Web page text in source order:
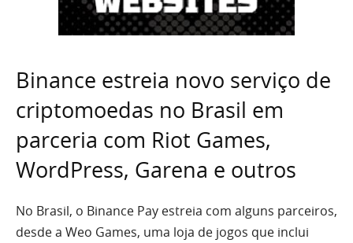
Binance estreia novo serviço de
criptomoedas no Brasil em
parceria com Riot Games,
WordPress, Garena e outros
No Brasil, o Binance Pay estreia com alguns parceiros,
desde a Weo Games, uma loja de jogos que inclui